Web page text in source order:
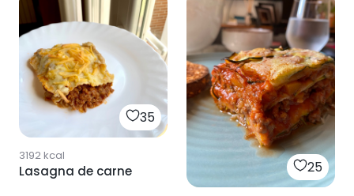
35
3192kcal
Lasagna de carne 25